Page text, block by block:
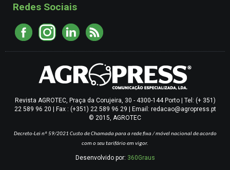
Redes Sociais
Revista AGROTEC, Praça da Corujeira, 30 - 4300-144 Porto | Tel: (+ 351)
22 589 96 20 | Fax : (+351) 22 589 96 29 | Email: redacao@agropress.pt
© 2015, AGROTEC
Decreto-Lei nº 59/2021 Custo de Chamada para a rede fixa / móvel nacional de acordo
com o seu tarifário em vigor.
Desenvolvido por: 360Graus